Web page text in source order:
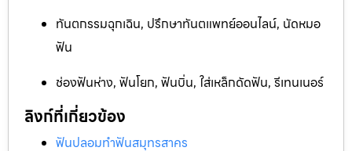
ทันตกรรมฉุกเฉิน, ปรึกษาทันตแพทย์ออนไลน์, นัดหมอ
ฟัน
ช่องฟันห่าง, ฟันโยก, ฟันบิ่น, ใส่เหล็กดัดฟัน, รีเทนเนอร์
ลิงก์ที่เกี่ยวข้อง
ฟันปลอมทำฟันสมุทรสาคร